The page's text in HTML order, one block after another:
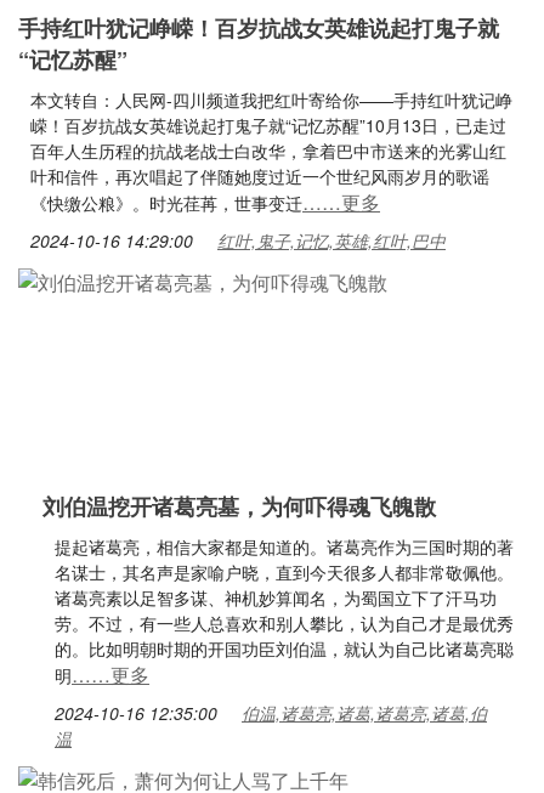
手持红叶犹记峥嵘！百岁抗战女英雄说起打鬼子就
“记忆苏醒”
本文转自：人民网-四川频道我把红叶寄给你——手持红叶犹记峥
嵘！百岁抗战女英雄说起打鬼子就“记忆苏醒”10月13日，已走过
百年人生历程的抗战老战士白改华，拿着巴中市送来的光雾山红
叶和信件，再次唱起了伴随她度过近一个世纪风雨岁月的歌谣
《快缴公粮》。时光荏苒，世事变迁……更多
2024-10-16 14:29:00 红叶,鬼子,记忆,英雄,红叶,巴中
刘伯温挖开诸葛亮墓，为何吓得魂飞魄散
提起诸葛亮，相信大家都是知道的。诸葛亮作为三国时期的著
名谋士，其名声是家喻户晓，直到今天很多人都非常敬佩他。
诸葛亮素以足智多谋、神机妙算闻名，为蜀国立下了汗马功
劳。不过，有一些人总喜欢和别人攀比，认为自己才是最优秀
的。比如明朝时期的开国功臣刘伯温，就认为自己比诸葛亮聪
明……更多
2024-10-16 12:35:00
伯温,诸葛亮,诸葛,诸葛亮,诸葛,伯
温